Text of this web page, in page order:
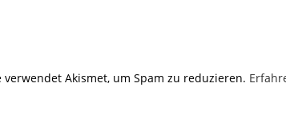
ein
verwendet Akismet, um Spam zu reduzieren.